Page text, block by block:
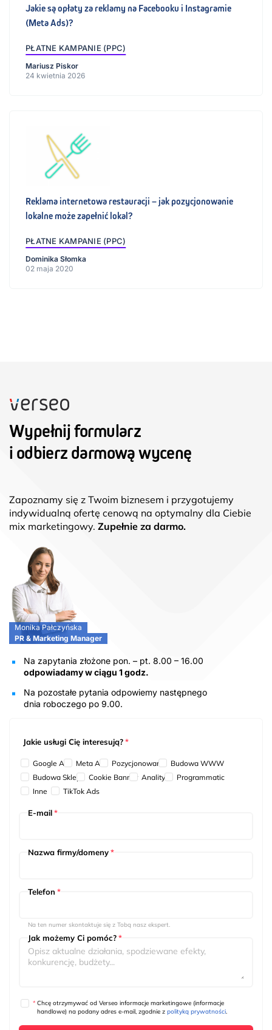
Jakie są opłaty za reklamy na Facebooku i Instagramie
(Meta Ads)?
PŁATNE KAMPANIE (PPC)
Mariusz Piskor
24 kwietnia 2026
Reklama internetowa restauracji – jak pozycjonowanie
lokalne może zapełnić lokal?
PŁATNE KAMPANIE (PPC)
Dominika Słomka
02 maja 2020
Wypełnij formularz
i odbierz darmową wycenę
Zapoznamy się z Twoim biznesem i przygotujemy
indywidualną ofertę cenową na optymalny dla Ciebie
mix marketingowy. Zupełnie za darmo.
Monika Pałczyńska
PR & Marketing Manager
Na zapytania złożone pon. – pt. 8.00 – 16.00
odpowiadamy w ciągu 1 godz.
Na pozostałe pytania odpowiemy następnego
dnia roboczego po 9.00.
Jakie usługi Cię interesują?*
Google Ads Meta Ads Pozycjonowanie
Budowa WWW
Budowa Sklepu
Cookie Banner Analityka
Programmatic
Inne
TikTok Ads
E-mail*
Nazwa firmy/domeny*
Telefon *
Na ten numer skontaktuje się z Tobą nasz ekspert.
Jak możemy Ci pomóc?*
Chcę otrzymywać od Verseo informacje marketingowe (informacje
handlowe) na podany adres e-mail, zgodnie z polityką prywatności.
*